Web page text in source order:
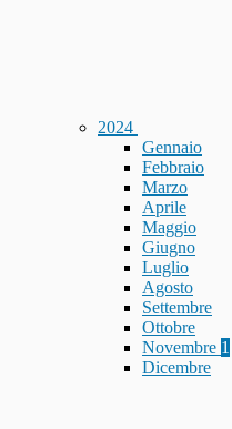
2024
Gennaio
Febbraio
Marzo
Aprile
Maggio
Giugno
Luglio
Agosto
Settembre
Ottobre
Novembre 1
Dicembre